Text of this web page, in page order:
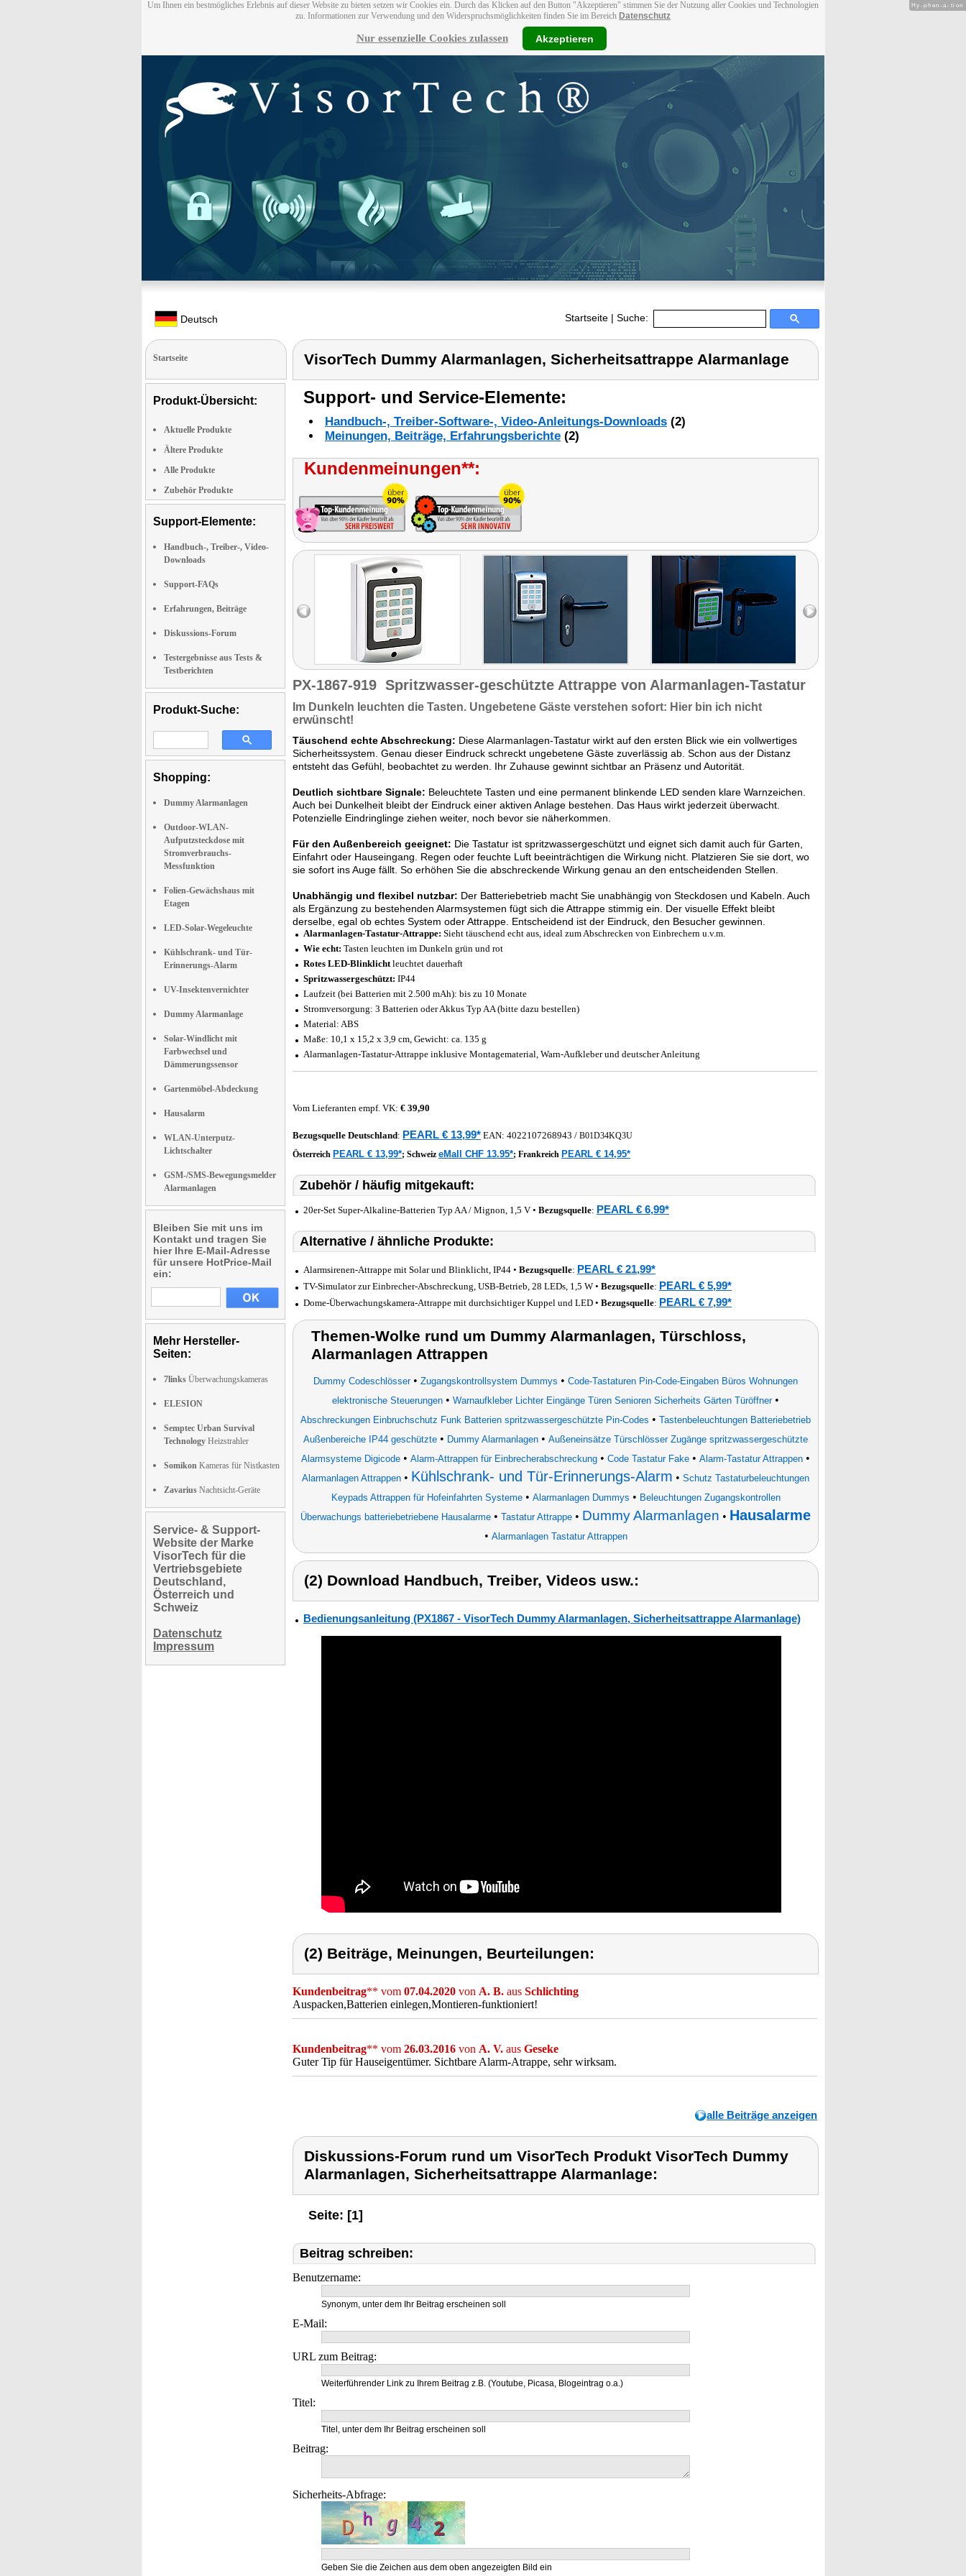
Um Ihnen ein bestmögliches Erlebnis auf dieser Website zu bieten setzen wir Cookies ein. Durch das Klicken auf den Button "Akzeptieren" stimmen Sie der Nutzung aller Cookies und Technologien
zu. Informationen zur Verwendung und den Widerspruchsmöglichkeiten finden Sie im Bereich Datenschutz
Nur essenzielle Cookies zulassen Akzeptieren
Deutsch Startseite | Suche:
Startseite
Produkt-Übersicht:
Aktuelle Produkte
Ältere Produkte
Alle Produkte
Zubehör Produkte
Support-Elemente:
Handbuch-, Treiber-, Video-
Downloads
Support-FAQs
Erfahrungen, Beiträge
Diskussions-Forum
Testergebnisse aus Tests &
Testberichten
Produkt-Suche:
Shopping:
Dummy Alarmanlagen
Outdoor-WLAN-
Aufputzsteckdose mit
Stromverbrauchs-
Messfunktion
Folien-Gewächshaus mit
Etagen
LED-Solar-Wegeleuchte
Kühlschrank- und Tür-
Erinnerungs-Alarm
UV-Insektenvernichter
Dummy Alarmanlage
Solar-Windlicht mit
Farbwechsel und
Dämmerungssensor
Gartenmöbel-Abdeckung
Hausalarm
WLAN-Unterputz-
Lichtschalter
GSM-/SMS-Bewegungsmelder
Alarmanlagen
Bleiben Sie mit uns im
Kontakt und tragen Sie
hier Ihre E-Mail-Adresse
für unsere HotPrice-Mail
ein:
Mehr Hersteller-
Seiten:
7links Überwachungskameras
ELESION
Semptec Urban Survival
Technology Heizstrahler
Somikon Kameras für Nistkasten
Zavarius Nachtsicht-Geräte
Service- & Support-
Website der Marke
VisorTech für die
Vertriebsgebiete
Deutschland,
Österreich und
Schweiz
Datenschutz
Impressum
VisorTech Dummy Alarmanlagen, Sicherheitsattrappe Alarmanlage
Support- und Service-Elemente:
Handbuch-, Treiber-Software-, Video-Anleitungs-Downloads (2)
Meinungen, Beiträge, Erfahrungsberichte (2)
Kundenmeinungen**:
PX-1867-919 Spritzwasser-geschützte Attrappe von Alarmanlagen-Tastatur
Im Dunkeln leuchten die Tasten. Ungebetene Gäste verstehen sofort: Hier bin ich nicht
erwünscht!
Täuschend echte Abschreckung: Diese Alarmanlagen-Tastatur wirkt auf den ersten Blick wie ein vollwertiges
Sicherheitssystem. Genau dieser Eindruck schreckt ungebetene Gäste zuverlässig ab. Schon aus der Distanz
entsteht das Gefühl, beobachtet zu werden. Ihr Zuhause gewinnt sichtbar an Präsenz und Autorität.
Deutlich sichtbare Signale: Beleuchtete Tasten und eine permanent blinkende LED senden klare Warnzeichen.
Auch bei Dunkelheit bleibt der Eindruck einer aktiven Anlage bestehen. Das Haus wirkt jederzeit überwacht.
Potenzielle Eindringlinge ziehen weiter, noch bevor sie näherkommen.
Für den Außenbereich geeignet: Die Tastatur ist spritzwassergeschützt und eignet sich damit auch für Garten,
Einfahrt oder Hauseingang. Regen oder feuchte Luft beeinträchtigen die Wirkung nicht. Platzieren Sie sie dort, wo
sie sofort ins Auge fällt. So erhöhen Sie die abschreckende Wirkung genau an den entscheidenden Stellen.
Unabhängig und flexibel nutzbar: Der Batteriebetrieb macht Sie unabhängig von Steckdosen und Kabeln. Auch
als Ergänzung zu bestehenden Alarmsystemen fügt sich die Attrappe stimmig ein. Der visuelle Effekt bleibt
derselbe, egal ob echtes System oder Attrappe. Entscheidend ist der Eindruck, den Besucher gewinnen.
Alarmanlagen-Tastatur-Attrappe: Sieht täuschend echt aus, ideal zum Abschrecken von Einbrechern u.v.m.
Wie echt: Tasten leuchten im Dunkeln grün und rot
Rotes LED-Blinklichtleuchtet dauerhaft
Spritzwassergeschützt: IP44
Laufzeit (bei Batterien mit 2.500 mAh): bis zu 10 Monate
Stromversorgung: 3 Batterien oder Akkus Typ AA (bitte dazu bestellen)
Material: ABS
Maße: 10,1 x 15,2 x 3,9 cm, Gewicht: ca. 135 g
Alarmanlagen-Tastatur-Attrappe inklusive Montagematerial, Warn-Aufkleber und deutscher Anleitung
Vom Lieferanten empf. VK: € 39,90
Bezugsquelle Deutschland: PEARL € 13,99* EAN: 4022107268943 / B01D34KQ3U
Österreich PEARL € 13,99*; Schweiz eMall CHF 13.95*; Frankreich PEARL € 14,95*
Zubehör / häufig mitgekauft:
20er-Set Super-Alkaline-Batterien Typ AA / Mignon, 1,5 V • Bezugsquelle: PEARL € 6,99*
Alternative / ähnliche Produkte:
Alarmsirenen-Attrappe mit Solar und Blinklicht, IP44 • Bezugsquelle: PEARL € 21,99*
TV-Simulator zur Einbrecher-Abschreckung, USB-Betrieb, 28 LEDs, 1,5 W • Bezugsquelle: PEARL € 5,99*
Dome-Überwachungskamera-Attrappe mit durchsichtiger Kuppel und LED • Bezugsquelle: PEARL € 7,99*
Themen-Wolke rund um Dummy Alarmanlagen, Türschloss,
Alarmanlagen Attrappen
Dummy Codeschlösser• Zugangskontrollsystem Dummys • Code-Tastaturen Pin-Code-Eingaben Büros Wohnungen
elektronische Steuerungen • Warnaufkleber Lichter Eingänge Türen Senioren Sicherheits Gärten Türöffner•
Abschreckungen Einbruchschutz Funk Batterien spritzwassergeschützte Pin-Codes • Tastenbeleuchtungen Batteriebetrieb
Außenbereiche IP44 geschützte • Dummy Alarmanlagen • Außeneinsätze Türschlösser Zugänge spritzwassergeschützte
Alarmsysteme Digicode • Alarm-Attrappen für Einbrecherabschreckung • Code Tastatur Fake • Alarm-Tastatur Attrappen •
Alarmanlagen Attrappen • Kühlschrank- und Tür-Erinnerungs-Alarm • Schutz Tastaturbeleuchtungen
Keypads Attrappen für Hofeinfahrten Systeme• Alarmanlagen Dummys • Beleuchtungen Zugangskontrollen
Überwachungs batteriebetriebene Hausalarme • Tastatur Attrappe • Dummy Alarmanlagen • Hausalarme
• Alarmanlagen Tastatur Attrappen
(2) Download Handbuch, Treiber, Videos usw.:
Bedienungsanleitung (PX1867 - VisorTech Dummy Alarmanlagen, Sicherheitsattrappe Alarmanlage)
(2) Beiträge, Meinungen, Beurteilungen:
Kundenbeitrag** vom 07.04.2020 von A. B. aus Schlichting
Auspacken,Batterien einlegen,Montieren-funktioniert!
Kundenbeitrag** vom 26.03.2016 von A. V. aus Geseke
Guter Tip für Hauseigentümer. Sichtbare Alarm-Atrappe, sehr wirksam.
alle Beiträge anzeigen
Diskussions-Forum rund um VisorTech Produkt VisorTech Dummy
Alarmanlagen, Sicherheitsattrappe Alarmanlage:
Seite: [1]
Beitrag schreiben:
Benutzername:
Synonym, unter dem Ihr Beitrag erscheinen soll
E-Mail:
URL zum Beitrag:
Weiterführender Link zu Ihrem Beitrag z.B. (Youtube, Picasa, Blogeintrag o.a.)
Titel:
Titel, unter dem Ihr Beitrag erscheinen soll
Beitrag:
Sicherheits-Abfrage:
Geben Sie die Zeichen aus dem oben angezeigten Bild ein
Hy-phen-a-tion